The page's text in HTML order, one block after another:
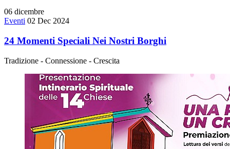
06 dicembre
Eventi 02 Dec 2024
24 Momenti Speciali Nei Nostri Borghi
Tradizione - Connessione - Crescita